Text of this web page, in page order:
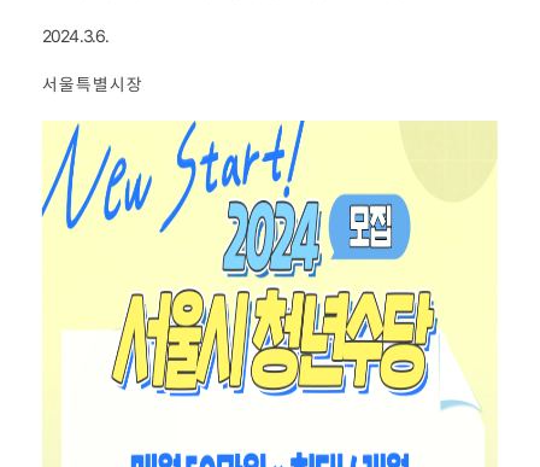
2024.3.6.
서 울 특 별 시 장